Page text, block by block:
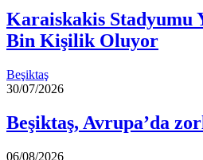
Karaiskakis Stadyumu
Bin Kişilik Oluyor
Beşiktaş
30/07/2026
Beşiktaş, Avrupa’da
06/08/2026